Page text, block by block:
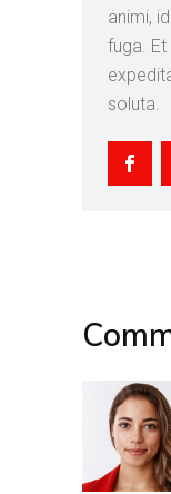
animi,
fuga.
soluta.